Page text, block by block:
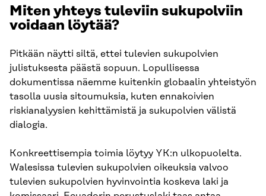
Miten yhteys tuleviin sukupolviin
voidaan löytää?
Pitkään näytti siltä, ettei tulevien sukupolvien
julistuksesta päästä sopuun. Lopullisessa
dokumentissa näemme kuitenkin globaalin yhteistyön
tasolla uusia sitoumuksia, kuten ennakoivien
riskianalyysien kehittämistä ja sukupolvien välistä
dialogia.
Konkreettisempia toimia löytyy YK:n ulkopuolelta.
Walesissa tulevien sukupolvien oikeuksia valvoo
tulevien sukupolvien hyvinvointia koskeva laki ja